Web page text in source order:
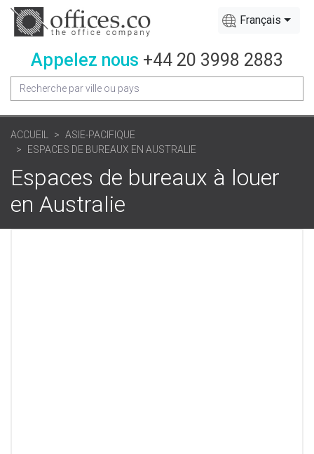
Français
Appelez nous +44 20 3998 2883
ACCUEIL
ASIE-PACIFIQUE
ESPACES DE BUREAUX EN AUSTRALIE
Espaces de bureaux à louer
en Australie